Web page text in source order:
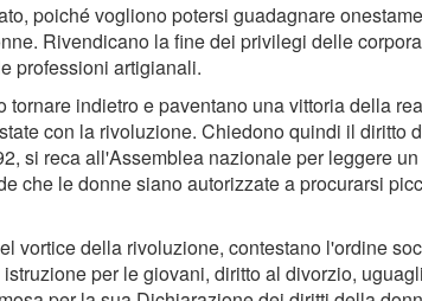
poiché vogliono potersi guadagnare
Rivendicano la fine dei privilegi delle
professioni artigianali.
tornare indietro e paventano una vittoria della
con la rivoluzione. Chiedono quindi il diritto
si reca all'Assemblea nazionale per leggere
che le donne siano autorizzate a procurarsi
vortice della rivoluzione, contestano l'ordine
per le giovani, diritto al divorzio,